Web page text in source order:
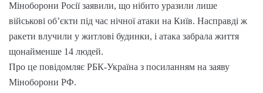
Міноборони Росії заявили, що нібито уразили лише
військові об’єкти під час нічної атаки на Київ. Насправді ж
ракети влучили у житлові будинки, і атака забрала життя
щонайменше 14 людей.
Про це повідомляє РБК-Україна з посиланням на заяву
Міноборони РФ.